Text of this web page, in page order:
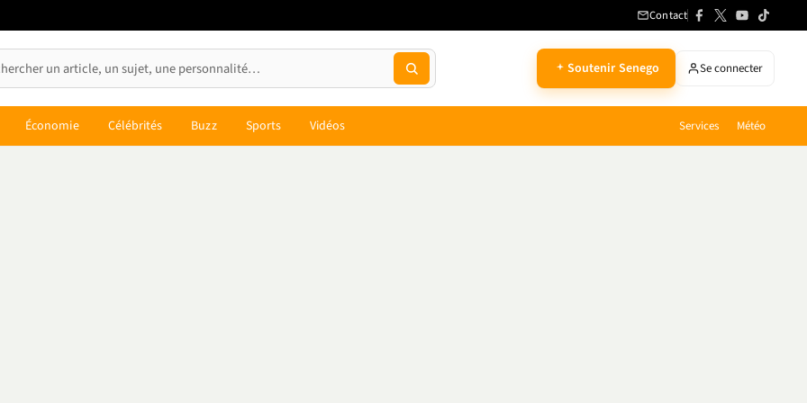
Contact
Soutenir Senego Se connecter
Économie Célébrités Buzz Sports Vidéos Services Météo